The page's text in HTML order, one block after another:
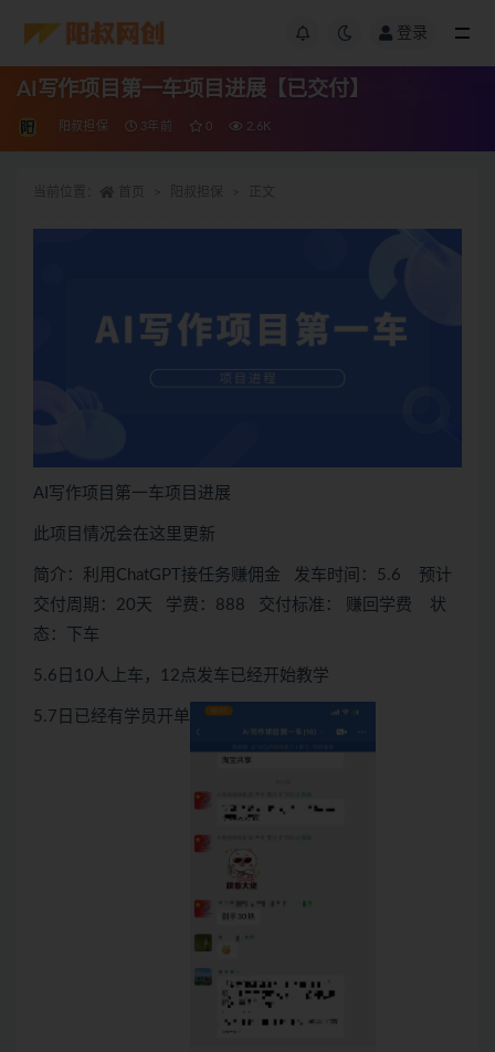
登录
AI写作项目第一车项目进展【已交付】
阳叔担保 3年前 0 2.6K
AI写作项目第一车项目进展
此项目情况会在这里更新
简介：利用ChatGPT接任务赚佣金 发车时间：5.6 预计
交付周期：20天 学费：888 交付标准： 赚回学费 状
态：下车
5.6日10人上车，12点发车已经开始教学
5.7日已经有学员开单